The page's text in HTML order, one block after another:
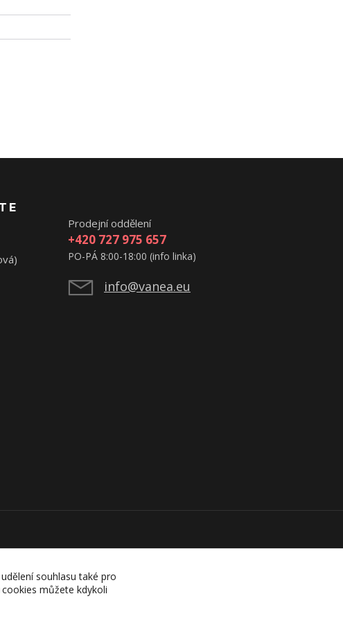
Prodejní oddělení
+420 727 975 657
PO-PÁ 8:00-18:00 (info linka)
info@vanea.eu
souhlasu také pro
můžete kdykoli